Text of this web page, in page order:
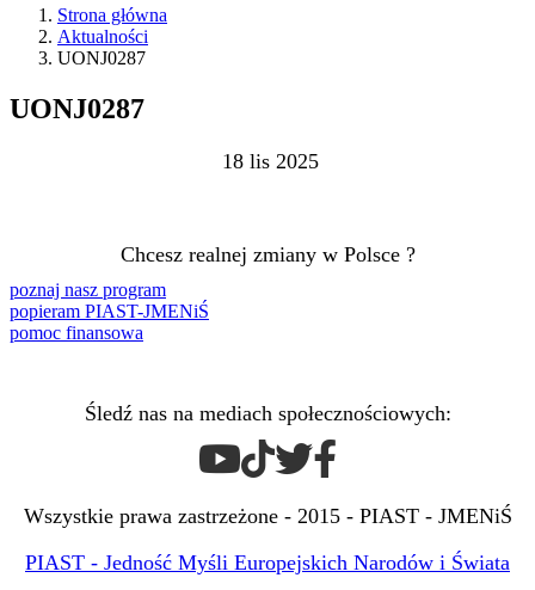
Strona główna
Aktualności
UONJ0287
UONJ0287
18 lis 2025
Chcesz realnej zmiany w Polsce ?
poznaj nasz program
popieram PIAST-JMENiŚ
pomoc finansowa
Śledź nas na mediach społecznościowych:
Wszystkie prawa zastrzeżone - 2015 - PIAST - JMENiŚ
PIAST - Jedność Myśli Europejskich Narodów i Świata